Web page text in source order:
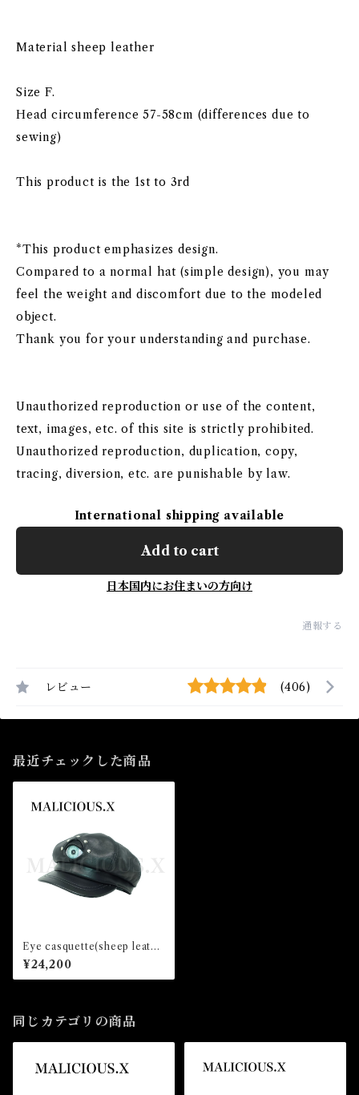
Material sheep leather
Size F.
Head circumference 57-58cm (differences due to
sewing)
This product is the 1st to 3rd
*This product emphasizes design.
Compared to a normal hat (simple design), you may
feel the weight and discomfort due to the modeled
object.
Thank you for your understanding and purchase.
Unauthorized reproduction or use of the content,
text, images, etc. of this site is strictly prohibited.
Unauthorized reproduction, duplication, copy,
tracing, diversion, etc. are punishable by law.
International shipping available
Add to cart
日本国内にお住まいの方向け
通報する
レビュー (406)
最近チェックした商品
Eye casquette(sheep leathe
r) /Ice Green
¥24,200
同じカテゴリの商品